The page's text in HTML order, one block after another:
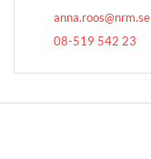
anna.roos@nrm.se
08-519 542 23